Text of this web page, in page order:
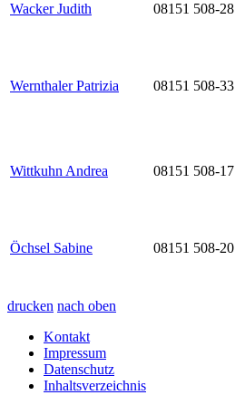
Wacker Judith 08151 508-28
Wernthaler Patrizia 08151 508-33
Wittkuhn Andrea 08151 508-17
Öchsel Sabine 08151 508-20
drucken nach oben
Kontakt
Impressum
Datenschutz
Inhaltsverzeichnis